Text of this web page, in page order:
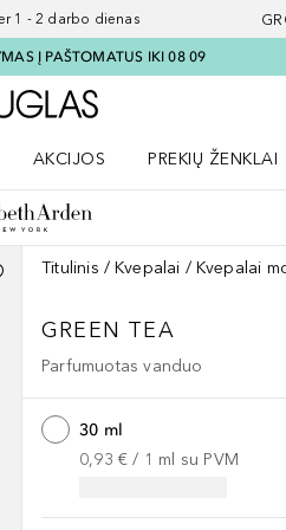
1 - 2 darbo dienas
Į PAŠTOMATUS IKI 08 09
Į Douglas pagrindinį
AKCIJOS
PREKIŲ ŽENKLAI
Titulinis Kvepalai Kvepalai
GREEN TEA
Parfumuotas vanduo
30 ml
0,93 € / 1 ml su PVM